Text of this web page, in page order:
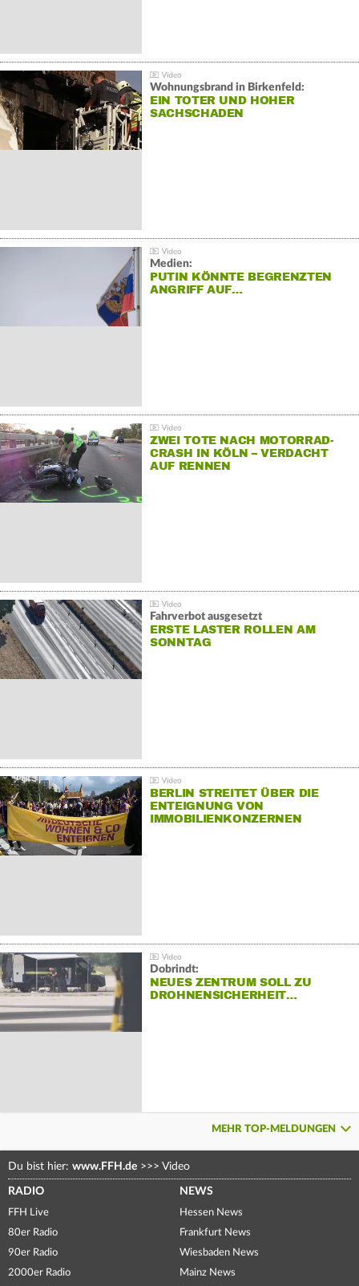
Wohnungsbrand in Birkenfeld:
EIN TOTER UND HOHER
SACHSCHADEN
Medien:
PUTIN KÖNNTE BEGRENZTEN
ANGRIFF AUF…
ZWEI TOTE NACH MOTORRAD-
CRASH IN KÖLN – VERDACHT
AUF RENNEN
Fahrverbot ausgesetzt
ERSTE LASTER ROLLEN AM
SONNTAG
BERLIN STREITET ÜBER DIE
ENTEIGNUNG VON
IMMOBILIENKONZERNEN
Dobrindt:
NEUES ZENTRUM SOLL ZU
DROHNENSICHERHEIT…
MEHR TOP-MELDUNGEN
Du bist hier: www.FFH.de >>> Video
RADIO
FFH Live
80er Radio
90er Radio
2000er Radio
NEWS
Hessen News
Frankfurt News
Wiesbaden News
Mainz News